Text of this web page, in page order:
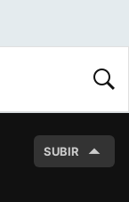
SUBIR